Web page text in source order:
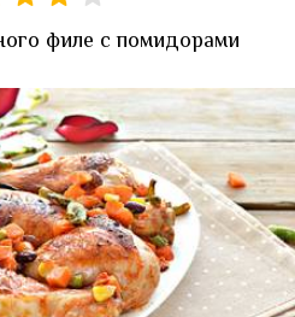
филе с помидорами